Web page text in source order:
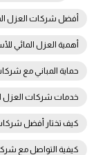
أفضل شركات العزل
أهمية العزل المائي
حماية المباني مع
خدمات شركات العزل
كيف تختار أفضل
كيفية التواصل مع